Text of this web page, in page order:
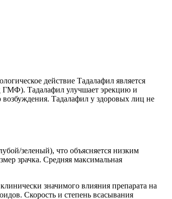
действие Тадалафил является
ГМФ). Тадалафил улучшает эрекцию и
возбуждения. Тадалафил у здоровых лиц не
зеленый), что объясняется низким
зрачка. Средняя максимальная
значимого влияния препарата на
Скорость и степень всасывания